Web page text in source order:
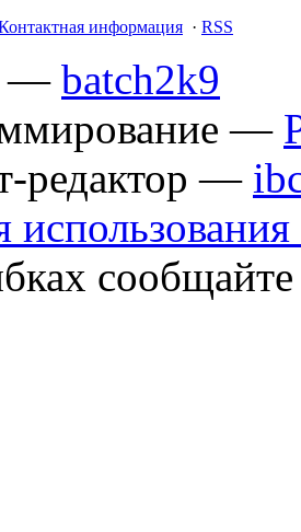
информация · RSS
— batch2k9
—
редактор —
использования